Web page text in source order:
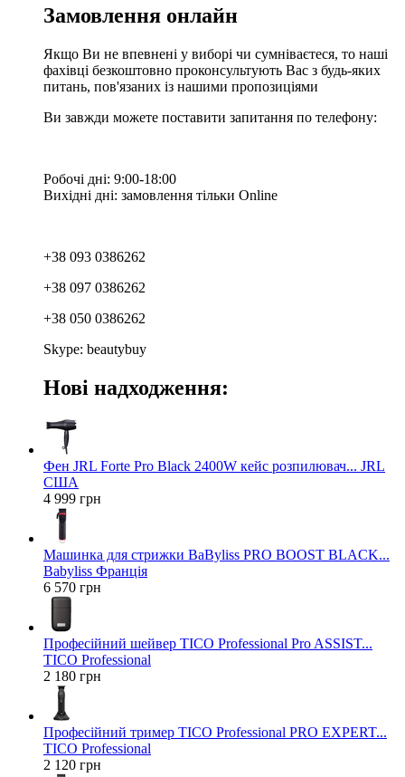
Замовлення онлайн
Якщо Ви не впевнені у виборі чи сумніваєтеся, то наші
фахівці безкоштовно проконсультують Вас з будь-яких
питань, пов'язаних із нашими пропозиціями
Ви завжди можете поставити запитання по телефону:
Робочі дні: 9:00-18:00
Вихідні дні: замовлення тільки Online
+38 093 0386262
+38 097 0386262
+38 050 0386262
Skype: beautybuy
Нові надходження:
Фен JRL Forte Pro Black 2400W кейс розпилювач... JRL
США
4 999 грн
Машинка для стрижки BaByliss PRO BOOST BLACK...
Babyliss Франція
6 570 грн
Професійний шейвер TICO Professional Pro ASSIST...
TICO Professional
2 180 грн
Професійний тример TICO Professional PRO EXPERT...
TICO Professional
2 120 грн